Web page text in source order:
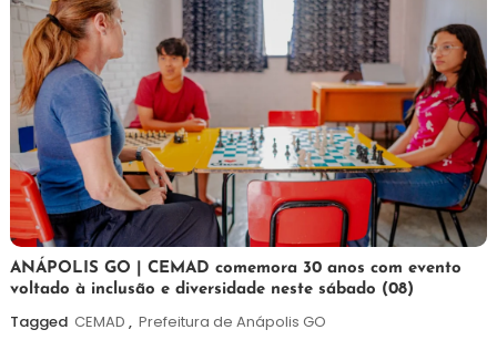
7
de
agosto
Maurilio
ANÁPOLIS GO | CEMAD comemora 30 anos com evento
voltado à inclusão e diversidade neste sábado (08)
Tagged CEMAD , Prefeitura de Anápolis GO